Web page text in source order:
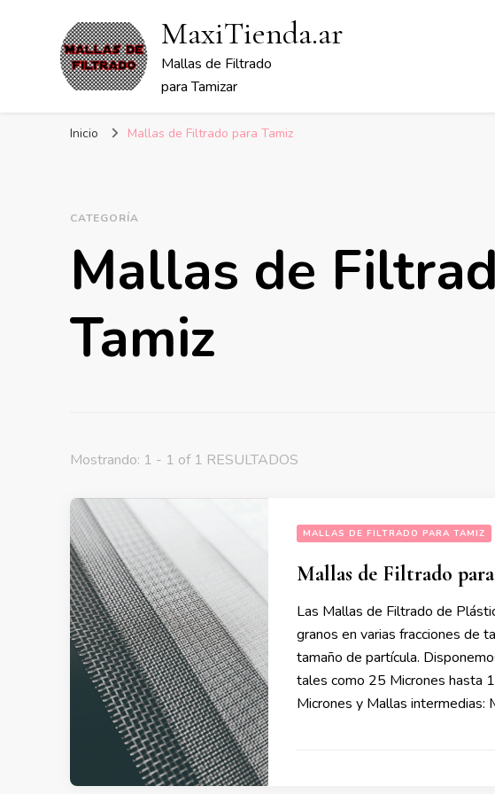
MaxiTienda.ar
Mallas de Filtrado
para Tamizar
Inicio Mallas de Filtrado para Tamiz
CATEGORÍA
Mallas de
Tamiz
Mostrando: 1 - 1 of 1 RESULTADOS
MALLAS DE FILTRADO PARA TAMIZ
Mallas de Filtrado
Las Mallas de Filtrado de
granos en varias fracciones de
tamaño de partícula.
tales como 25 Micrones hasta
Micrones y Mallas